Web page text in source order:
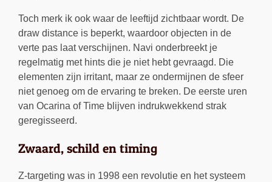
Toch merk ik ook waar de leeftijd zichtbaar wordt. De
draw distance is beperkt, waardoor objecten in de
verte pas laat verschijnen. Navi onderbreekt je
regelmatig met hints die je niet hebt gevraagd. Die
elementen zijn irritant, maar ze ondermijnen de sfeer
niet genoeg om de ervaring te breken. De eerste uren
van Ocarina of Time blijven indrukwekkend strak
geregisseerd.
Zwaard, schild en timing
Z-targeting was in 1998 een revolutie en het systeem